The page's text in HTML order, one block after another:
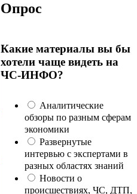
Опрос
Какие материалы вы бы
хотели чаще видеть на
ЧС-ИНФО?
Аналитические
обзоры по разным сферам
экономики
Развернутые
интервью с экспертами в
разных областях знаний
Новости о
происшествиях, ЧС, ДТП,